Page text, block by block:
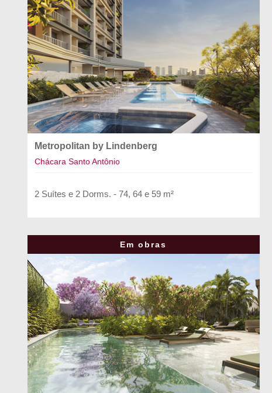
Metropolitan by Lindenberg
Chácara Santo Antônio
2 Suítes e 2 Dorms. - 74, 64 e 59 m²
Em obras